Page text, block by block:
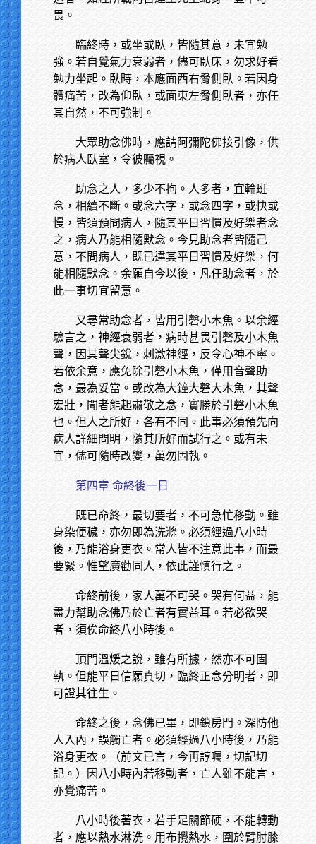
畏。
臨終時，或坐或臥，皆隨其意，未宜勉
強。若自覺氣力衰弱者，儘可臥床，勿求好看
勉力坐起。臥時，本應面西右脅側臥。若因身
體痛苦，改為仰臥，或面東左脅側臥者，亦任
其自然，不可強制。
大眾助念佛時，應請阿彌陀佛接引像，供
於病人臥室，令彼矚視。
助念之人，多少不拘。人多者，宜輪班
念，相續不斷。或念六字，或念四字，或快或
慢，皆須預問病人，隨其平日習慣及好樂者念
之，病人乃能相隨默念。今見助念者皆隨己
意，不問病人，既已違其平日習慣及好樂，何
能相隨默念。余願自今以後，凡任助念者，於
此一事切宜留意。
又尋常助念者，皆用引磬小木魚。以余經
驗言之，神經衰弱者，病時甚畏引磬及小木魚
聲，因其聲尖銳，刺激神經，反令心神不寧。
若依余意，應免除引磬小木魚，僅用音聲助
念，最為妥當。或改為大鐘大磬大木魚，其聲
宏壯，聞者能起肅敬之念，實勝於引磬小木魚
也。但人之所好，各有不同。此事必須預先向
病人詳細問明，隨其所好而試行之。或有未
宜，儘可隨時改變，萬勿固執。
第四章 命終後一日
既已命終，最切要者，不可急忙移動。雖
身染便穢，亦勿即為洗滌。必須經過八小時
後，乃能浴身更衣。常人皆不注意此事，而最
要緊。惟望廣勸同人，依此謹慎行之。
命終前後，家人萬不可哭。哭有何益，能
盡力幫助念佛乃於亡者有實益耳。若必欲哭
者，須俟命終八小時後。
頂門溫煖之說，雖有所據，然亦不可固
執。但能平日信願真切，臨終正念分明者，即
可證其往生。
命終之後，念佛已畢，即鎖房門。深防他
人入內，誤觸亡者。必須經過八小時後，乃能
浴身更衣。（前文已言，今再諄囑，切記切
記。）因八小時內若移動者，亡人雖不能言，
亦覺痛苦。
八小時後著衣，若手足關節硬，不能轉動
者，應以熱水淋洗。用布攪熱水，圍於臂肘膝